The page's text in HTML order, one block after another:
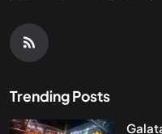
Trending Posts